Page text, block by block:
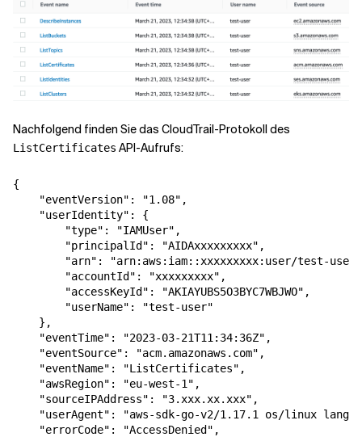
Nachfolgend finden Sie das CloudTrail-Protokoll des
ListCertificates API-Aufrufs:
{
    "eventVersion": "1.08",
    "userIdentity": {
        "type": "IAMUser",
        "principalId": "AIDAxxxxxxxxx",
"arn": "arn:aws:iam::xxxxxxxxx:user/test-
        "accountId": "xxxxxxxxx",
        "accessKeyId": "AKIAYUBS5O3BYC7WBJWO",
        "userName": "test-user"
    },
    "eventTime": "2023-03-21T11:34:36Z",
    "eventSource": "acm.amazonaws.com",
    "eventName": "ListCertificates",
    "awsRegion": "eu-west-1",
    "sourceIPAddress": "3.xxx.xx.xxx",
"userAgent": "aws-sdk-go-v2/1.17.1 os/linux
    "errorCode": "AccessDenied",